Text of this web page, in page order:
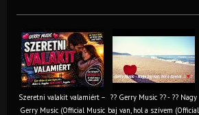
Szeretni valakit valamiért –
Gerry Music (Official Music
?? Gerry Music ?? - ?? Nagy
baj van, hol a szívem (Official